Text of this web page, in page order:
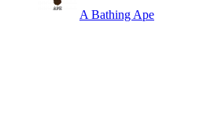
A Bathing Ape